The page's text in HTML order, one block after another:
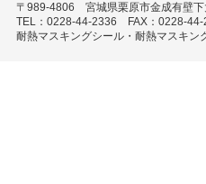
〒989-4806 宮城県栗原市金成有壁下
TEL：0228-44-2336 FAX：0228-44-
耐熱マスキングシール・耐熱マスキン